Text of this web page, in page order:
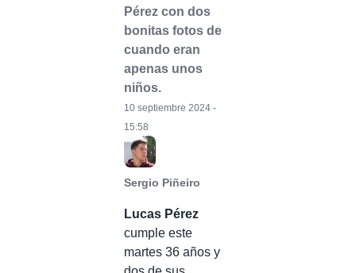
Pérez con dos
bonitas fotos de
cuando eran
apenas unos
niños.
Sergio Piñeiro
10 septiembre 2024 -
15:58
Lucas Pérez
cumple este
martes 36 años y